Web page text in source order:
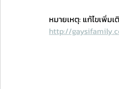
หมายเหตุ: แก้ไขเพิ่ม
http://